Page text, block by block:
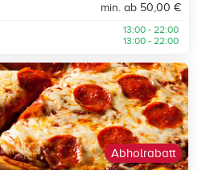
min. ab 50,00 €
13:00 - 22:00
13:00 - 22:00
Abholrabatt